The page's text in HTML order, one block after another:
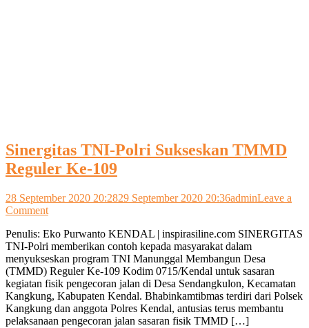
Sinergitas TNI-Polri Sukseskan TMMD
Reguler Ke-109
28 September 2020 20:2829 September 2020 20:36adminLeave a
Commenton
TNI-
Polri
Sukseskan
TMMD
Reguler
Ke-
109
Penulis: Eko Purwanto KENDAL | inspirasiline.com SINERGITAS
TNI-Polri memberikan contoh kepada masyarakat dalam
menyukseskan program TNI Manunggal Membangun Desa
(TMMD) Reguler Ke-109 Kodim 0715/Kendal untuk sasaran
kegiatan fisik pengecoran jalan di Desa Sendangkulon, Kecamatan
Kangkung, Kabupaten Kendal. Bhabinkamtibmas terdiri dari Polsek
Kangkung dan anggota Polres Kendal, antusias terus membantu
pelaksanaan pengecoran jalan sasaran fisik TMMD […]